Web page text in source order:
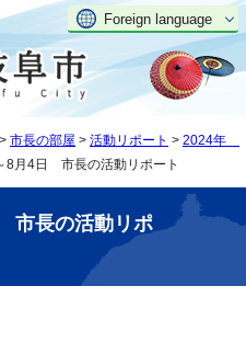
Foreign language
> 市長の部屋 > 活動リポート > 2024年
8月4日 市長の活動リポート
市長の活動リポ